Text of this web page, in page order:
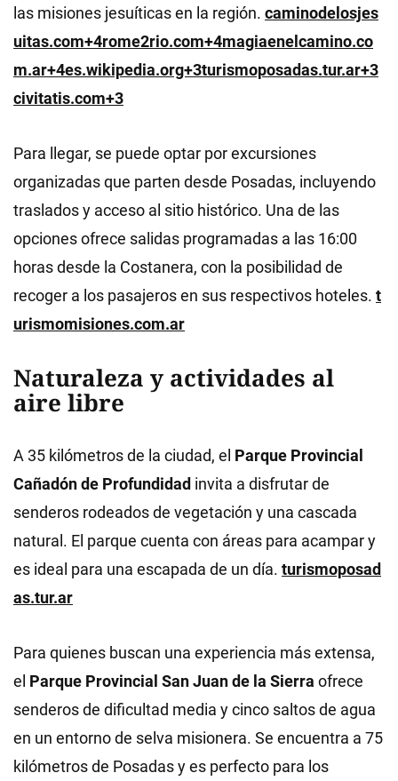
las misiones jesuíticas en la región. caminodelosjes
uitas.com+4rome2rio.com+4magiaenelcamino.co
m.ar+4es.wikipedia.org+3turismoposadas.tur.ar+3
civitatis.com+3
Para llegar, se puede optar por excursiones
organizadas que parten desde Posadas, incluyendo
traslados y acceso al sitio histórico. Una de las
opciones ofrece salidas programadas a las 16:00
horas desde la Costanera, con la posibilidad de
recoger a los pasajeros en sus respectivos hoteles. t
urismomisiones.com.ar
Naturaleza y actividades al
aire libre
A 35 kilómetros de la ciudad, el Parque Provincial
Cañadón de Profundidad invita a disfrutar de
senderos rodeados de vegetación y una cascada
natural. El parque cuenta con áreas para acampar y
es ideal para una escapada de un día. turismoposad
as.tur.ar
Para quienes buscan una experiencia más extensa,
el Parque Provincial San Juan de la Sierra ofrece
senderos de dificultad media y cinco saltos de agua
en un entorno de selva misionera. Se encuentra a 75
kilómetros de Posadas y es perfecto para los